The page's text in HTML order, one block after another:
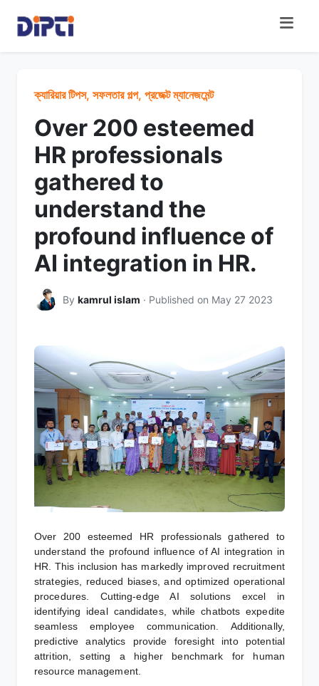
ক্যারিয়ার টিপস, সফলতার গল্প, প্রজেক্ট ম্যানেজমেন্ট
Over 200 esteemed
HR professionals
gathered to
understand the
profound influence of
AI integration in HR.
By kamrul islam · Published on May 27 2023
Over 200 esteemed HR professionals gathered to
understand the profound influence of AI integration in
HR. This inclusion has markedly improved recruitment
strategies, reduced biases, and optimized operational
procedures. Cutting-edge AI solutions excel in
identifying ideal candidates, while chatbots expedite
seamless employee communication. Additionally,
predictive analytics provide foresight into potential
attrition, setting a higher benchmark for human
resource management.